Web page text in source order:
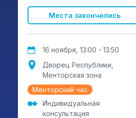
Места закончились
16 ноября, 13:00 - 13:50
Дворец Республики,
Менторская зона
Менторский час
Индивидуальная
консультация